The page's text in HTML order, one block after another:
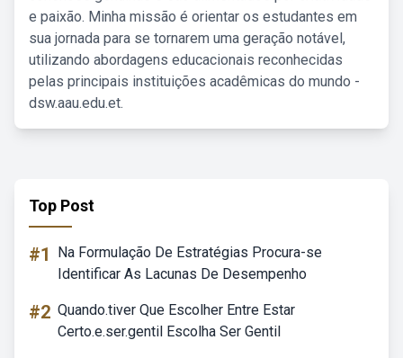
e paixão. Minha missão é orientar os estudantes em
sua jornada para se tornarem uma geração notável,
utilizando abordagens educacionais reconhecidas
pelas principais instituições acadêmicas do mundo -
dsw.aau.edu.et.
Top Post
#1
Na Formulação De Estratégias Procura-se
Identificar As Lacunas De Desempenho
#2 Quando.tiver Que Escolher Entre Estar
Certo.e.ser.gentil Escolha Ser Gentil